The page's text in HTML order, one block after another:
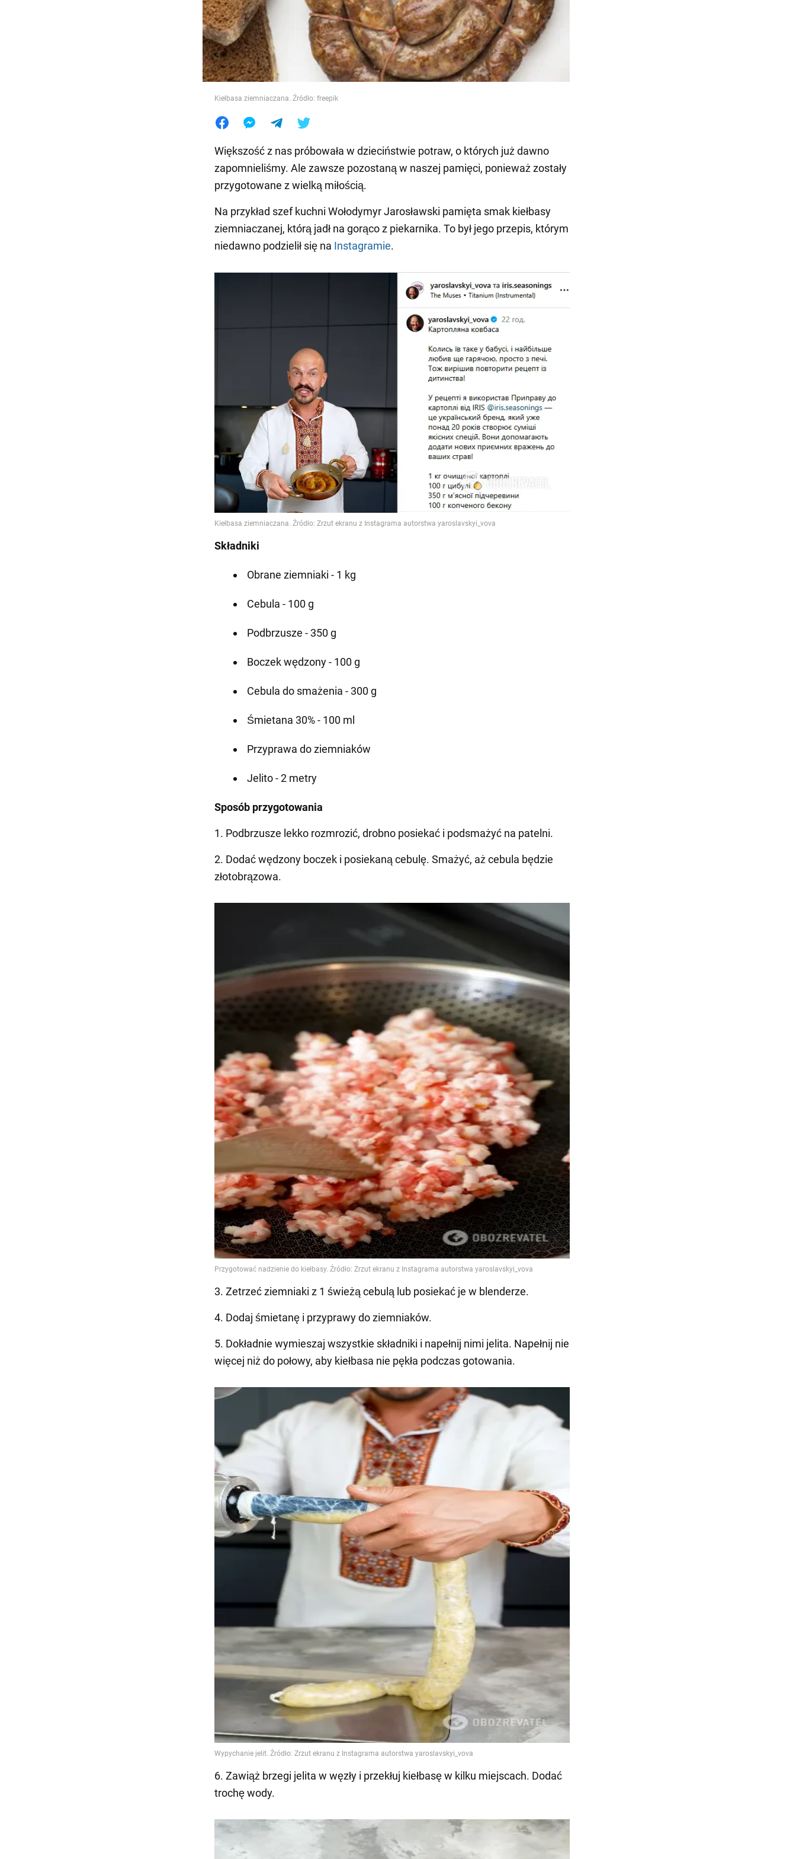
Jedzenie
Kiełbasa ziemniaczana. Źródło: freepik
Większość z nas próbowała w dzieciństwie potraw, o których już dawno
zapomnieliśmy. Ale zawsze pozostaną w naszej pamięci, ponieważ zostały
przygotowane z wielką miłością.
Na przykład szef kuchni Wołodymyr Jarosławski pamięta smak kiełbasy
ziemniaczanej, którą jadł na gorąco z piekarnika. To był jego przepis, którym
niedawno podzielił się na Instagramie.
Składniki
Obrane ziemniaki - 1 kg
Cebula - 100 g
Podbrzusze - 350 g
Boczek wędzony - 100 g
Cebula do smażenia - 300 g
Śmietana 30% - 100 ml
Przyprawa do ziemniaków
Jelito - 2 metry
Sposób przygotowania
1. Podbrzusze lekko rozmrozić, drobno posiekać i podsmażyć na patelni.
2. Dodać wędzony boczek i posiekaną cebulę. Smażyć, aż cebula będzie
złotobrązowa.
3. Zetrzeć ziemniaki z 1 świeżą cebulą lub posiekać je w blenderze.
4. Dodaj śmietanę i przyprawy do ziemniaków.
5. Dokładnie wymieszaj wszystkie składniki i napełnij nimi jelita. Napełnij nie
więcej niż do połowy, aby kiełbasa nie pękła podczas gotowania.
6. Zawiąż brzegi jelita w węzły i przekłuj kiełbasę w kilku miejscach. Dodać
trochę wody.